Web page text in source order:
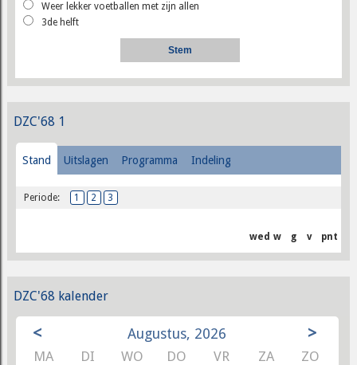
Weer lekker voetballen met zijn allen
3de helft
DZC'68 1
Stand Uitslagen Programma Indeling
Periode: 1 2 3
wed w g v pnt
DZC'68 kalender
< Augustus, 2026 >
MA DI WO DO VR ZA ZO